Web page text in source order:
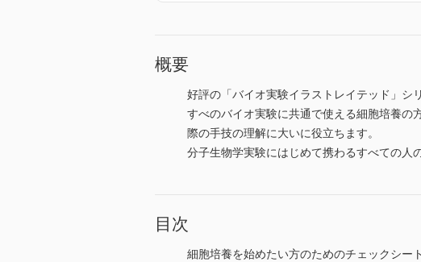
概要
好評の「バイオ実験イラストレイテッド」シ
すべのバイオ実験に共通で使える細胞培養の
際の手技の理解に大いに役立ちます。
分子生物学実験にはじめて携わるすべての人
目次
細胞培養を始めたい方のためのチェックシート